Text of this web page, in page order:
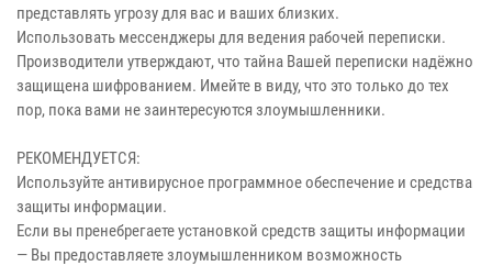
представлять угрозу для вас и ваших близких.
Использовать мессенджеры для ведения рабочей переписки.
Производители утверждают, что тайна Вашей переписки надёжно
защищена шифрованием. Имейте в виду, что это только до тех
пор, пока вами не заинтересуются злоумышленники.
РЕКОМЕНДУЕТСЯ:
Используйте антивирусное программное обеспечение и средства
защиты информации.
Если вы пренебрегаете установкой средств защиты информации
— Вы предоставляете злоумышленником возможность